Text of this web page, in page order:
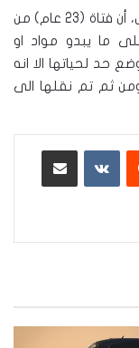
علم مُراسل موقع وصحيفة القبس قبل قليل، أن فتاة (23 عام) من
ما يبدو مواد او
حد لحياتها الا انه
ثم تم نقلها الى
‏VKontakte